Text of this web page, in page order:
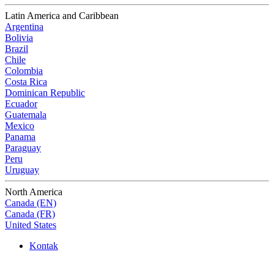
Latin America and Caribbean
Argentina
Bolivia
Brazil
Chile
Colombia
Costa Rica
Dominican Republic
Ecuador
Guatemala
Mexico
Panama
Paraguay
Peru
Uruguay
North America
Canada (EN)
Canada (FR)
United States
Kontak